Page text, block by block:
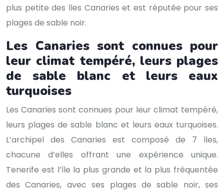
plus petite des îles Canaries et est réputée pour ses
plages de sable noir.
Les Canaries sont connues pour
leur climat tempéré, leurs plages
de sable blanc et leurs eaux
turquoises
Les Canaries sont connues pour leur climat tempéré,
leurs plages de sable blanc et leurs eaux turquoises.
L’archipel des Canaries est composé de 7 îles,
chacune d’elles offrant une expérience unique.
Tenerife est l’île la plus grande et la plus fréquentée
des Canaries, avec ses plages de sable noir, ses